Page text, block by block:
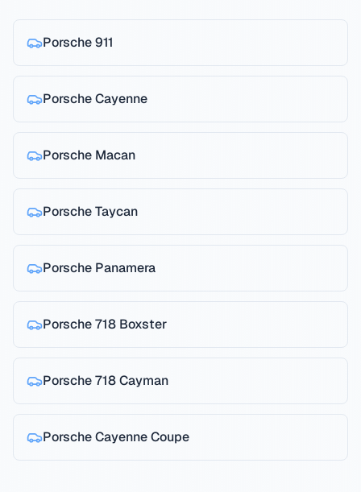
Porsche911
PorscheCayenne
Porsche Macan
PorscheTaycan
Porsche Panamera
Porsche718 Boxster
Porsche718 Cayman
PorscheCayenne Coupe